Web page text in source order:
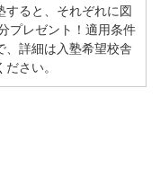
すると、それぞれに図
プレゼント！適用条件
、詳細は入塾希望校舎
さい。